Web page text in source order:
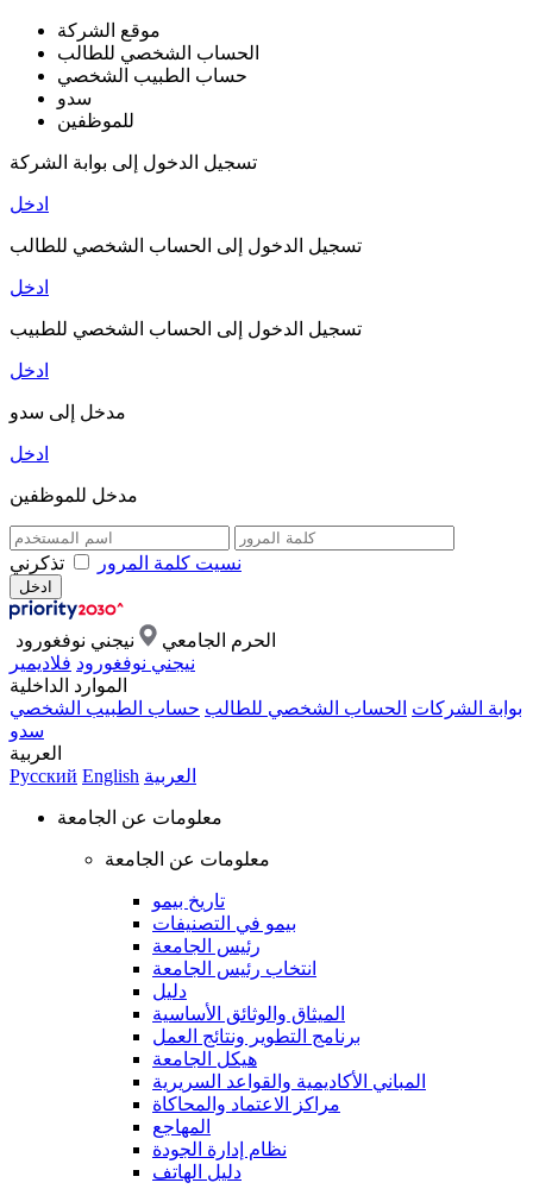
موقع الشركة
الحساب الشخصي للطالب
حساب الطبيب الشخصي
سدو
للموظفين
تسجيل الدخول إلى بوابة الشركة
ادخل
تسجيل الدخول إلى الحساب الشخصي للطالب
ادخل
تسجيل الدخول إلى الحساب الشخصي للطبيب
ادخل
مدخل إلى سدو
ادخل
مدخل للموظفين
نسيت كلمة المرور تذكرني
الحرم الجامعي
نيجني نوفغورود
نيجني نوفغورود فلاديمير
الموارد الداخلية
بوابة الشركات الحساب الشخصي للطالب حساب الطبيب الشخصي
سدو
العربية
Русский English العربية
معلومات عن الجامعة
معلومات عن الجامعة
تاريخ بيمو
بيمو في التصنيفات
رئيس الجامعة
انتخاب رئيس الجامعة
دليل
الميثاق والوثائق الأساسية
برنامج التطوير ونتائج العمل
هيكل الجامعة
المباني الأكاديمية والقواعد السريرية
مراكز الاعتماد والمحاكاة
المهاجع
نظام إدارة الجودة
دليل الهاتف